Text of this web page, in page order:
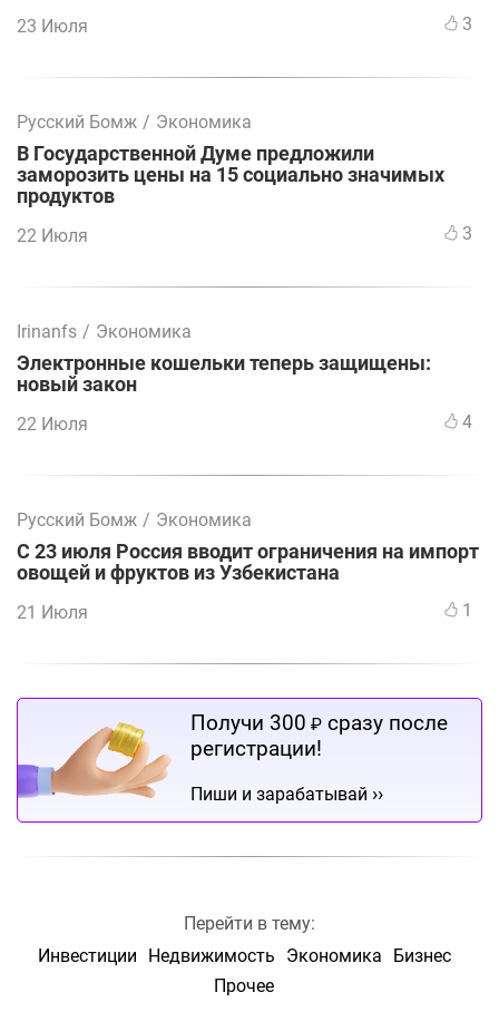
23 Июля 3
Русский Бомж / Экономика
В Государственной Думе предложили
заморозить цены на 15 социально значимых
продуктов
22 Июля 3
Irinanfs / Экономика
Электронные кошельки теперь защищены:
новый закон
22 Июля 4
Русский Бомж / Экономика
С 23 июля Россия вводит ограничения на импорт
овощей и фруктов из Узбекистана
21 Июля 1
Получи 300 ₽ сразу после
регистрации!
Пиши и зарабатывай ››
Перейти в тему:
Инвестиции
Недвижимость Экономика
Бизнес
Прочее